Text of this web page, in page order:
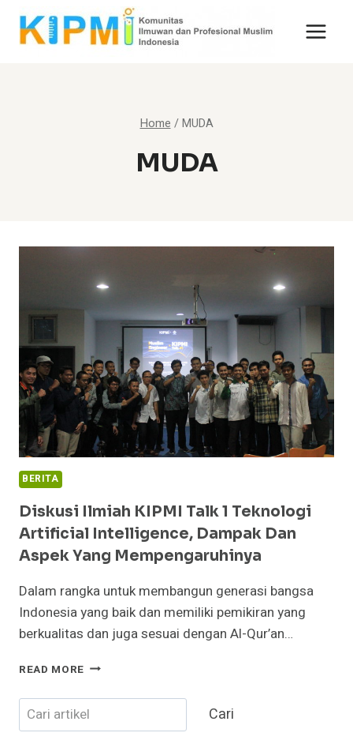
Skip
Home / MUDA
MUDA
BERITA
Diskusi Ilmiah KIPMI Talk 1 Teknologi
Artificial Intelligence, Dampak Dan
Aspek Yang Mempengaruhinya
Dalam rangka untuk membangun generasi bangsa
Indonesia yang baik dan memiliki pemikiran yang
berkualitas dan juga sesuai dengan Al-Qur’an…
READ MORE DISKUSI
KIPMI
TALK
1
Cari Cari